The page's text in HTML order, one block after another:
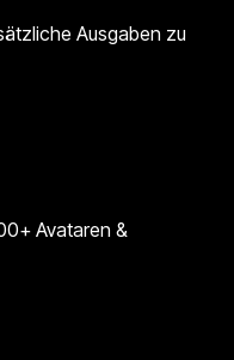
Ausgaben zu
Avataren &